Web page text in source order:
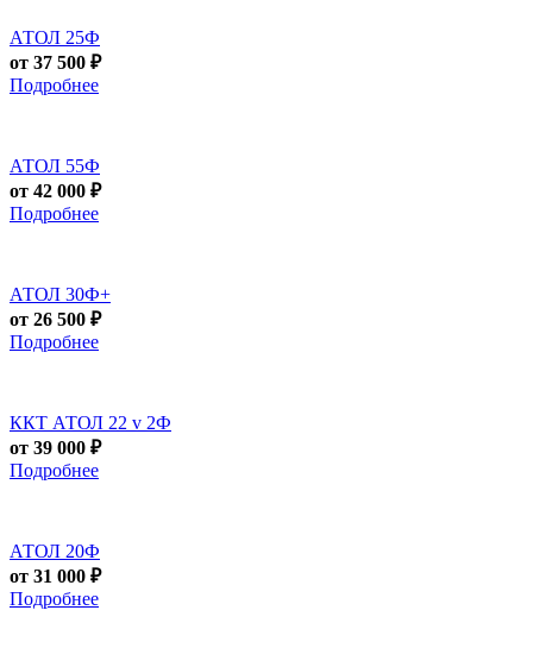
АТОЛ 25Ф
от 37 500 ₽
Подробнее
АТОЛ 55Ф
от 42 000 ₽
Подробнее
АТОЛ 30Ф+
от 26 500 ₽
Подробнее
ККТ АТОЛ 22 v 2Ф
от 39 000 ₽
Подробнее
АТОЛ 20Ф
от 31 000 ₽
Подробнее